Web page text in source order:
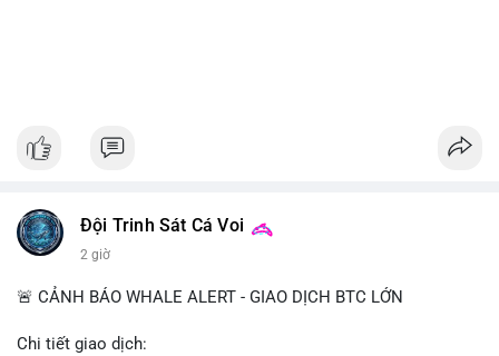
Đội Trinh Sát Cá Voi
2 giờ
🚨 CẢNH BÁO WHALE ALERT - GIAO DỊCH BTC LỚN
Chi tiết giao dịch: